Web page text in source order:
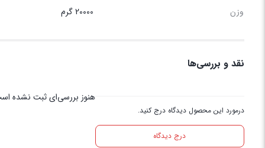
وزن 20000 گرم
نقد و بررسی‌ها
درمورد این محصول دیدگاه درج کنید.
درج دیدگاه
هنوز بررسی‌ای ثبت نشده